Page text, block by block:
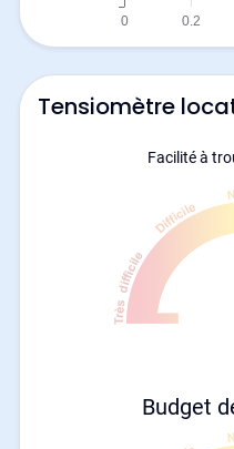
Tensiomètre
Facilité à
Budget